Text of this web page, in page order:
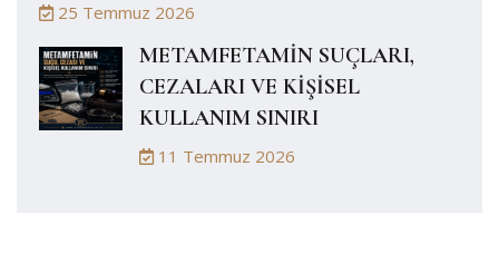
25 Temmuz 2026
METAMFETAMİN SUÇLARI,
CEZALARI VE KİŞİSEL
KULLANIM SINIRI
11 Temmuz 2026